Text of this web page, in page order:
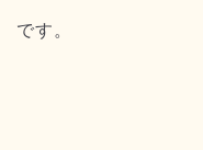
です。